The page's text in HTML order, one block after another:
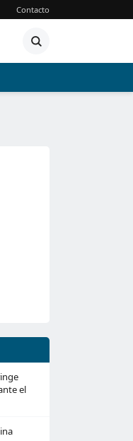
Contacto
el